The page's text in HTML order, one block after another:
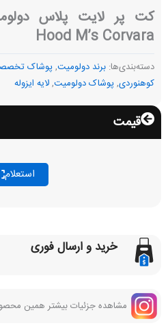
Hood M’s Corvara
دسته‌بندی‌ها: برند دولومیت,پوشاک
کوهنوردی,پوشاک دولومیت,لایه ایزوله
قیمت
استعلام
خرید و ارسال فوری
مشاهده جزئیات بیشتر همین